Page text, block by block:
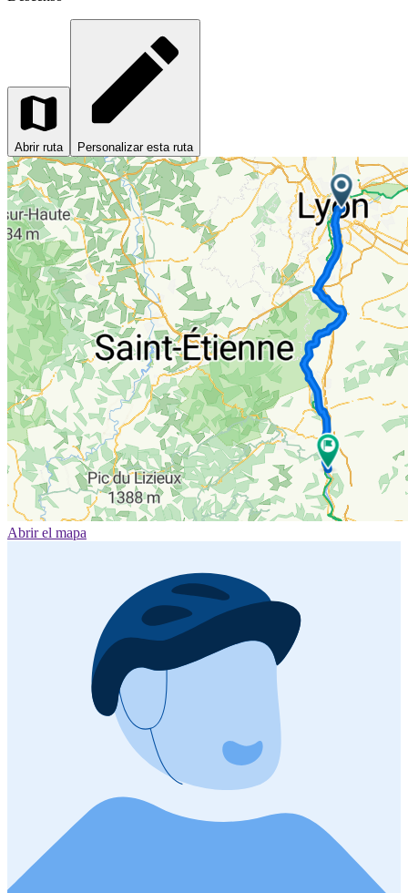
Abrir ruta Personalizar esta ruta
Abrir el mapa